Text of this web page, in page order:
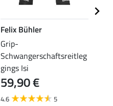
Felix Bühler
Grip-
Schwangerschaftsreitleg
gings Isi
59,90 €
4.6 5